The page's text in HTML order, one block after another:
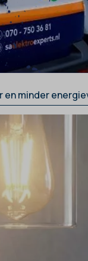
en minder